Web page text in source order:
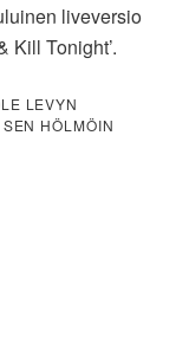
liveversio
Kill Tonight’.
LEVYN
HÖLMÖIN